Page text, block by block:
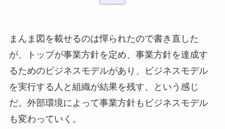
まんま図を載せるのは憚られたので書き直した
が、トップが事業方針を定め、事業方針を達成す
るためのビジネスモデルがあり、ビジネスモデル
を実行する人と組織が結果を残す、という感じ
だ。外部環境によって事業方針もビジネスモデル
も変わっていく。